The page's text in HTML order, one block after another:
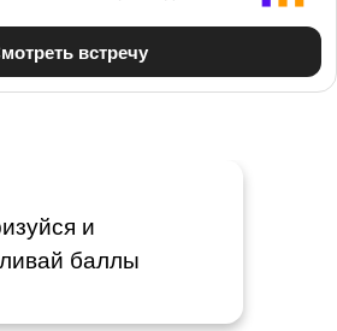
и
баллы